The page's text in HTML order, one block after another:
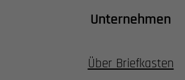
Unternehmen
Über Briefkasten